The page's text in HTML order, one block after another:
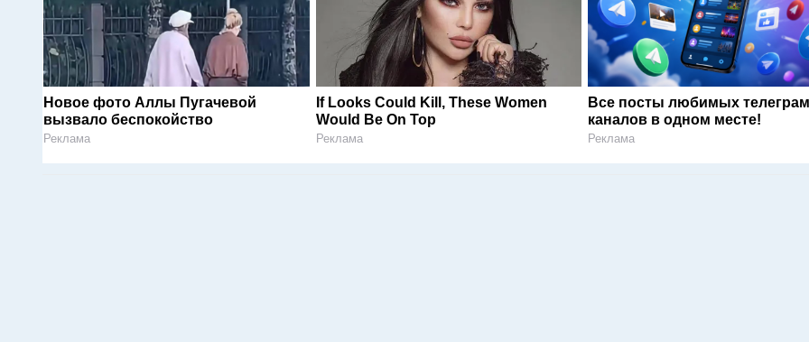
Новое фото Аллы Пугачевой
вызвало беспокойство
Реклама
If Looks Could Kill, These Women
Would Be On Top
Реклама
Все посты любимых
каналов в одном месте!
Реклама